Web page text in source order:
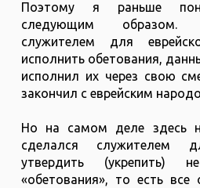
Поэтому я раньше
следующим образом.
служителем для
исполнить обетования,
исполнил их через свою
закончил с еврейским
Но на самом деле здесь
сделался служителем
утвердить (укрепить)
«обетования», то есть все